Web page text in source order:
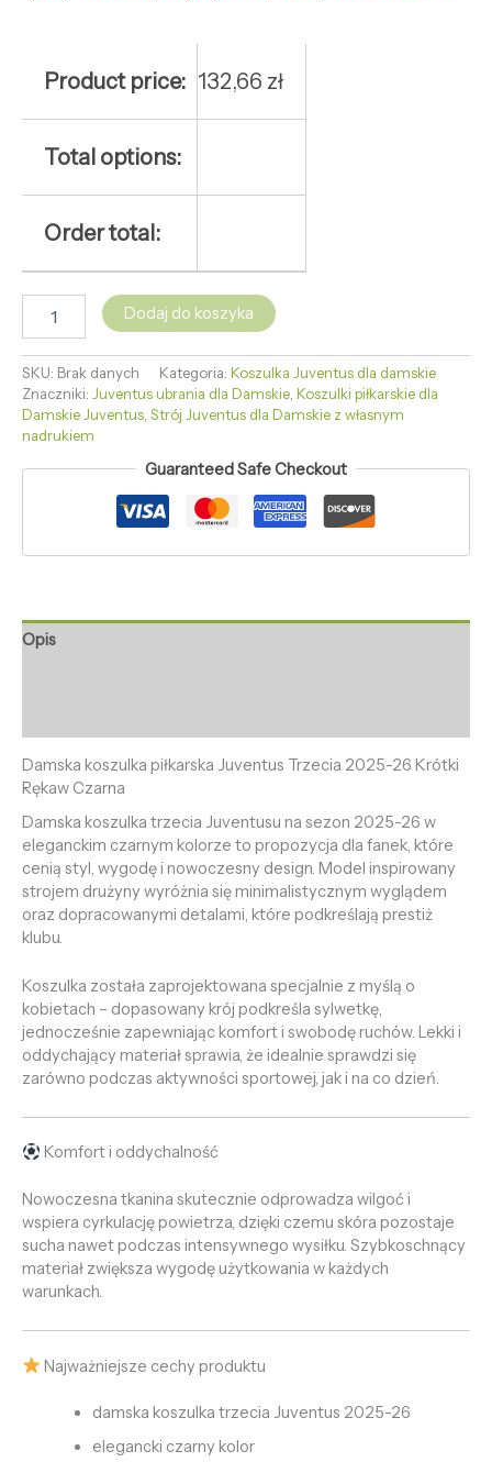
Product price: 132,66 zł
Total options:
Order total:
Dodaj do koszyka
SKU: Brak danych Kategoria: Koszulka Juventus dla damskie
Znaczniki: Juventus ubrania dla Damskie, Koszulki piłkarskie dla
Damskie Juventus, Strój Juventus dla Damskie z własnym
nadrukiem
Guaranteed Safe Checkout
Opis
Damska koszulka piłkarska Juventus Trzecia 2025-26 Krótki
Rękaw Czarna
Damska koszulka trzecia Juventusu na sezon 2025-26 w
eleganckim czarnym kolorze to propozycja dla fanek, które
cenią styl, wygodę i nowoczesny design. Model inspirowany
strojem drużyny wyróżnia się minimalistycznym wyglądem
oraz dopracowanymi detalami, które podkreślają prestiż
klubu.
Koszulka została zaprojektowana specjalnie z myślą o
kobietach – dopasowany krój podkreśla sylwetkę,
jednocześnie zapewniając komfort i swobodę ruchów. Lekki i
oddychający materiał sprawia, że idealnie sprawdzi się
zarówno podczas aktywności sportowej, jak i na co dzień.
Komfort i oddychalność
Nowoczesna tkanina skutecznie odprowadza wilgoć i
wspiera cyrkulację powietrza, dzięki czemu skóra pozostaje
sucha nawet podczas intensywnego wysiłku. Szybkoschnący
materiał zwiększa wygodę użytkowania w każdych
warunkach.
Najważniejsze cechy produktu
damska koszulka trzecia Juventus 2025-26
elegancki czarny kolor